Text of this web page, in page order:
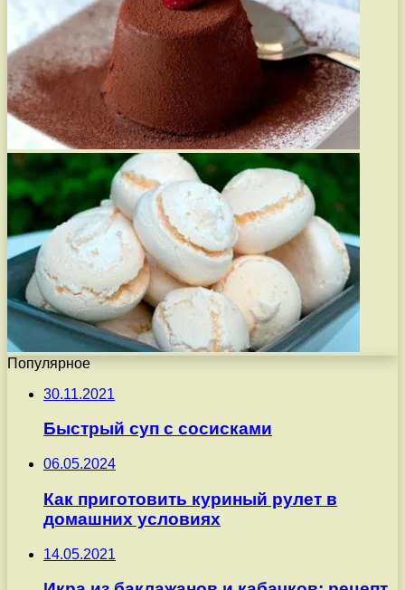
Популярное
30.11.2021
Быстрый суп с сосисками
06.05.2024
Как приготовить куриный рулет в
домашних условиях
14.05.2021